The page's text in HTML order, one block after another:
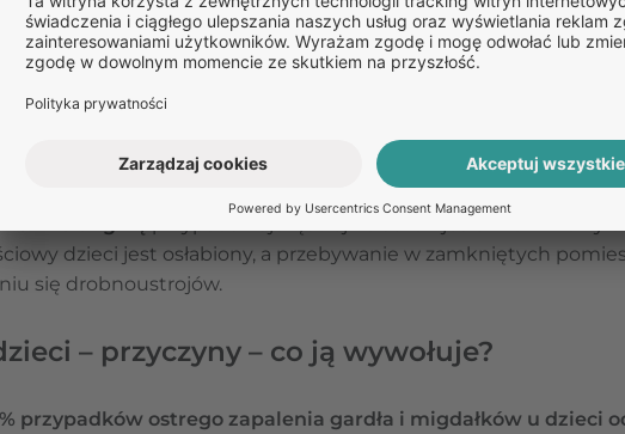
głównie drogą kropelkową– poprzez kaszel, kichanie,
chorą lub jej wydzielinami z górnych dróg oddechowych.
bezobjawowymi nosicielami bakterii
i – mimo braku
na anginę
przypada najczęściej na sezon jesienno-zimowy
dzieci jest osłabiony, a przebywanie w zamkniętych
się drobnoustrojów.
– przyczyny – co ją wywołuje?
przypadków ostrego zapalenia gardła i migdałków u dzieci